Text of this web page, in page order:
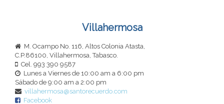
Villahermosa
M. Ocampo No. 116, Altos Colonia Atasta,
C.P.86100, Villahermosa, Tabasco.
Cel. 993 390 9587
Lunes a Viernes de 10:00 am a 6:00 pm
Sábado de 9:00 am a 2:00 pm
villahermosa@santorecuerdo.com
Facebook